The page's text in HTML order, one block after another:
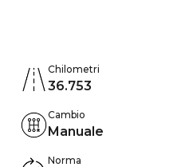
Chilometri
36.753
Cambio
Manuale
Norma